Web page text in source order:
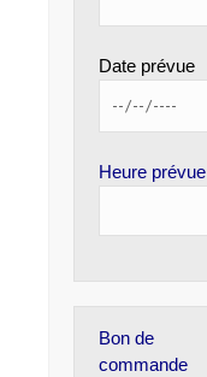
Date prévue
Heure prévue
Bon de
commande